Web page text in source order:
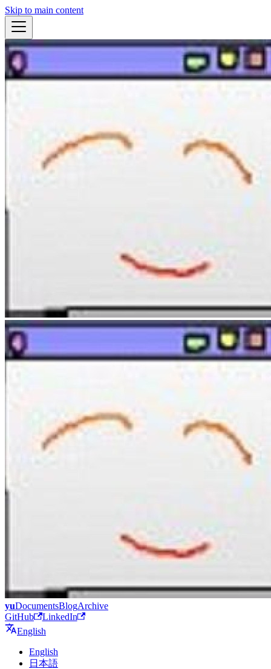
Skip to main content
yuDocumentsBlogArchive
GitHub
LinkedIn
English
English
日本語